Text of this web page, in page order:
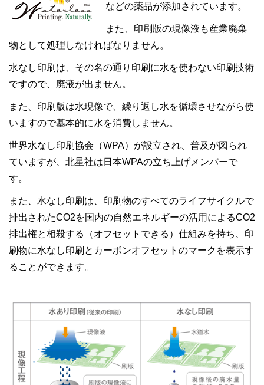
などの薬品が添加されています。
また、印刷版の現像液も産業廃棄
物として処理しなければなりません。
水なし印刷は、その名の通り印刷に水を使わない印刷技術
ですので、廃液が出ません。
また、印刷版は水現像で、繰り返し水を循環させながら使
いますので基本的に水を消費しません。
世界水なし印刷協会（WPA）が設立され、普及が図られ
ていますが、北星社は日本WPAの立ち上げメンバーで
す。
また、水なし印刷は、印刷物のすべてのライフサイクルで
排出されたCO2を国内の自然エネルギーの活用によるCO2
排出権と相殺する（オフセットできる）仕組みを持ち、印
刷物に水なし印刷とカーボンオフセットのマークを表示す
ることができます。